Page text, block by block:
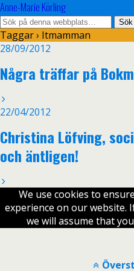
Anne-Marie Körling
Taggar › Itmamman
28/09/2012
Några träffar på
22/04/2012
Christina Löfving,
och äntligen!
We use cookies to
experience on our website.
we will assume that